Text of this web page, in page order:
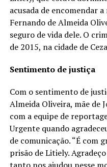
acusada de encomendar
Fernando de Almeida
seguro de vida dele. O
de 2015, na cidade de
Sentimento de justiça
Com o sentimento de
Almeida Oliveira, mãe de
com a equipe de
Urgente quando
de comunicação. “É com
prisão de Litiely.